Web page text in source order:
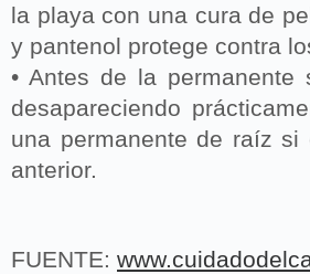
la playa con una cura de
y pantenol protege contra
• Antes de la
desapareciendo
una permanente de raíz
anterior.
FUENTE: